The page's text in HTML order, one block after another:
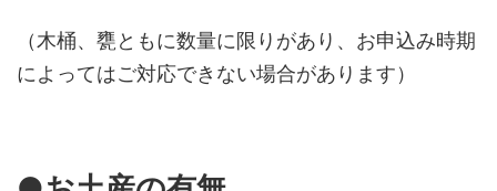
（木桶、甕ともに数量に限りがあり、お申込み時期
によってはご対応できない場合があります）